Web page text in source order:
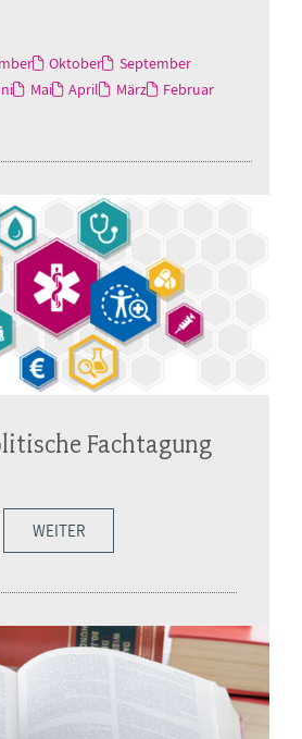
Oktober
September
Mai April März
Februar
Fachtagung
WEITER